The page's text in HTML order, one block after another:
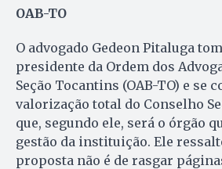
OAB-TO
O advogado Gedeon Pitaluga
presidente da Ordem dos
Seção Tocantins (OAB-TO) e se
valorização total do Conselho
que, segundo ele, será o órgão
gestão da instituição. Ele
proposta não é de rasgar